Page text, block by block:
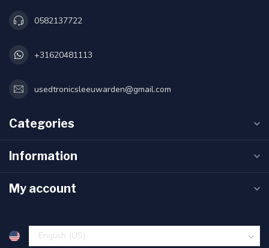
0582137722
+31620481113
usedtronicsleeuwarden@gmail.com
Categories
Information
My account